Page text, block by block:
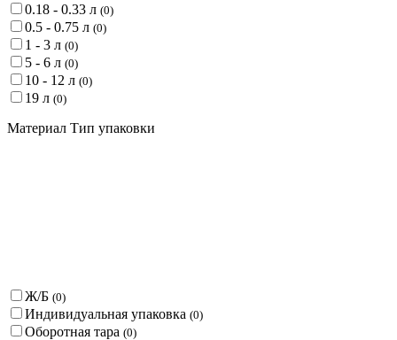
0.18 - 0.33 л (0)
0.5 - 0.75 л (0)
1 - 3 л (0)
5 - 6 л (0)
10 - 12 л (0)
19 л (0)
Материал Тип упаковки
Ж/Б (0)
Индивидуальная упаковка (0)
Оборотная тара (0)